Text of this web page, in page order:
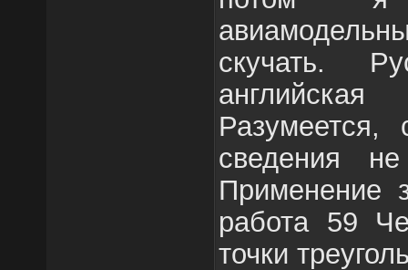
скучать.
Разумеется,
сведения
Применение
работа 59
точки